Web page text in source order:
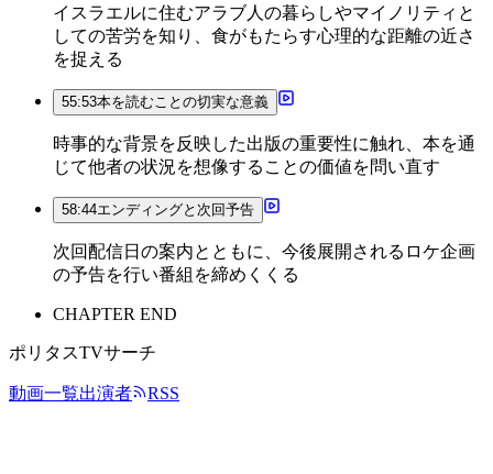
イスラエルに住むアラブ人の暮らしやマイノリティと
しての苦労を知り、食がもたらす心理的な距離の近さ
を捉える
55:53本を読むことの切実な意義
時事的な背景を反映した出版の重要性に触れ、本を通
じて他者の状況を想像することの価値を問い直す
58:44エンディングと次回予告
次回配信日の案内とともに、今後展開されるロケ企画
の予告を行い番組を締めくくる
CHAPTER END
ポリタスTVサーチ
動画一覧出演者 RSS